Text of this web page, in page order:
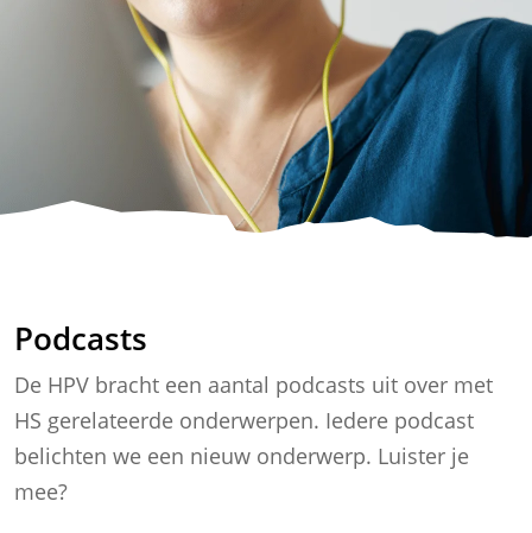
Podcasts
De HPV bracht een aantal podcasts uit over met
HS gerelateerde onderwerpen. Iedere podcast
belichten we een nieuw onderwerp. Luister je
mee?